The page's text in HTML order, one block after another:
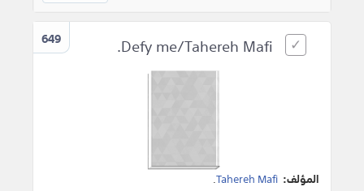
649
المؤلف: Tahereh Mafi
.